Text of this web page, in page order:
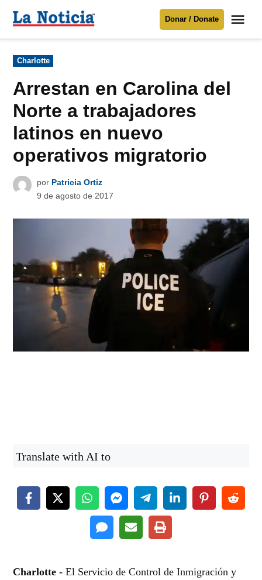
Para mantenerte informado necesitamos
Donar
contenido
Noticia
Donar / Donate
Publicado
en
Charlotte
Arrestan en Carolina del
Norte a trabajadores
latinos en nuevo
operativos migratorio
por Patricia Ortiz
9 de agosto de 2017
Translate with AI to
Charlotte - El Servicio de Control de Inmigración y